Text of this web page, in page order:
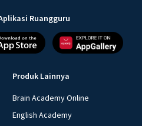
Ruangguru
Produk Lainnya
Brain Academy Online
English Academy